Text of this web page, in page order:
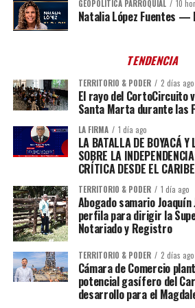
GEOPOLÍTICA PARROQUIAL 10
Natalia López Fuentes —
TENDENCIA
TERRITORIO & PODER 2 días ago
El rayo del CortoCircuito
Santa Marta durante las
LA FIRMA 1 día ago
LA BATALLA DE BOYACÁ Y
SOBRE LA
CRÍTICA DESDE EL
TERRITORIO & PODER 1 día ago
Abogado samario
perfila para dirigir la
Notariado y Registro
TERRITORIO & PODER 2 días ago
Cámara de Comercio
potencial gasífero del
desarrollo para el